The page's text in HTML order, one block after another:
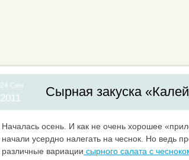
24 Сен
2011 Сырная закуска
Началась осень. И как не очень хорошее
начали усердно налегать на чеснок. Но ведь
различные вариации сырного салата с